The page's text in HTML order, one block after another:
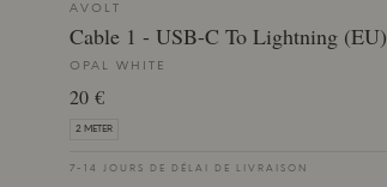
AVOLT
Cable 1 - USB-C To Lightning (EU)
OPAL WHITE
20 €
2 METER
7-14 JOURS DE DÉLAI DE LIVRAISON